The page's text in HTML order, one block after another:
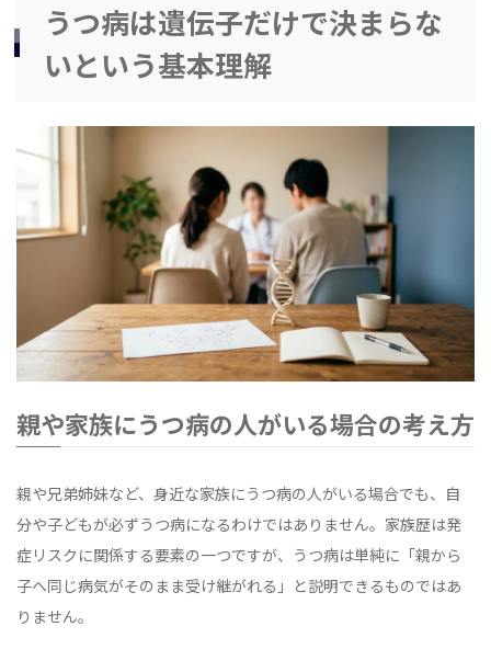
うつ病は遺伝子だけで決まらな
いという基本理解
親や家族にうつ病の人がいる場合の考え方
親や兄弟姉妹など、身近な家族にうつ病の人がいる場合でも、自
分や子どもが必ずうつ病になるわけではありません。家族歴は発
症リスクに関係する要素の一つですが、うつ病は単純に「親から
子へ同じ病気がそのまま受け継がれる」と説明できるものではあ
りません。